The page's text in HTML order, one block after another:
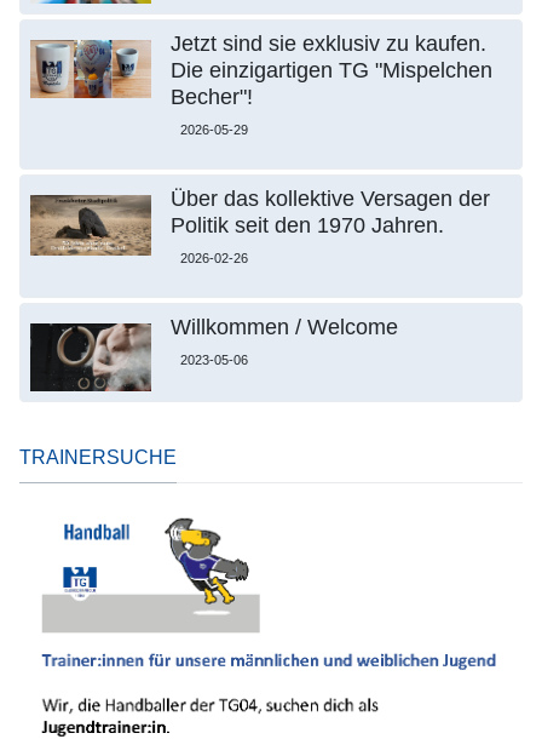
Jetzt sind sie exklusiv zu kaufen.
Die einzigartigen TG "Mispelchen
Becher"!
2026-05-29
Über das kollektive Versagen der
Politik seit den 1970 Jahren.
2026-02-26
Willkommen / Welcome
2023-05-06
TRAINERSUCHE